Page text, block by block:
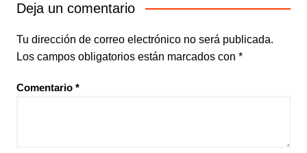
Deja un comentario
Tu dirección de correo electrónico no será publicada.
Los campos obligatorios están marcados con *
Comentario *